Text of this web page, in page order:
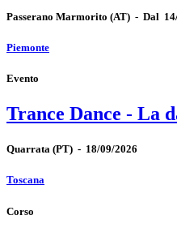
Passerano Marmorito (AT) - Dal
Piemonte
Evento
Trance Dance - La
Quarrata (PT) - 18/09/2026
Toscana
Corso